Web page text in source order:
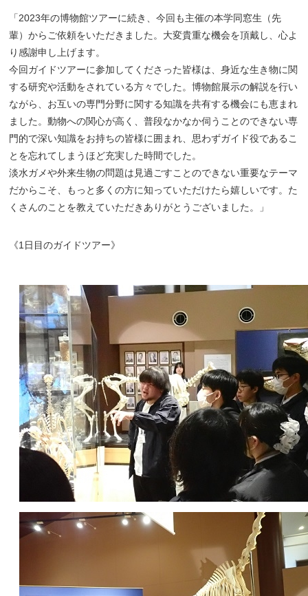
「2023年の博物館ツアーに続き、今回も主催の本学同窓生（先
輩）からご依頼をいただきました。大変貴重な機会を頂戴し、心よ
り感謝申し上げます。
今回ガイドツアーに参加してくださった皆様は、身近な生き物に関
する研究や活動をされている方々でした。博物館展示の解説を行い
ながら、お互いの専門分野に関する知識を共有する機会にも恵まれ
ました。動物への関心が高く、普段なかなか伺うことのできない専
門的で深い知識をお持ちの皆様に囲まれ、思わずガイド役であるこ
とを忘れてしまうほど充実した時間でした。
淡水ガメや外来生物の問題は見過ごすことのできない重要なテーマ
だからこそ、もっと多くの方に知っていただけたら嬉しいです。た
くさんのことを教えていただきありがとうございました。」
《1日目のガイドツアー》